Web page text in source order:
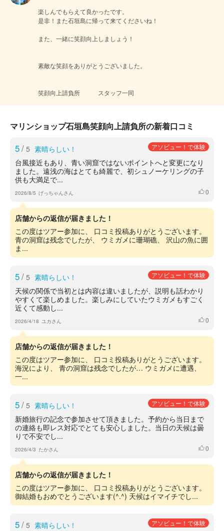
楽しんでもらえて良かったです。
是非！また石垣島に帰って来てくださいね！
また、一緒に笑顔向上しましょう！
素敵な笑顔をありがとうございました。
笑顔向上請負所　　　スタッフ一同
マリンショップ石垣島笑顔向上請負所の新着口コミ
5/ 5 素晴らしい！ アソビュー！で体験
台風接近もあり、青い洞窟ではないポイントへと変更になり
ました。遠浅の海はとても綺麗で、初シュノーケリングの子
供も大満足で...
2026/8/5 げっちゃんさん いいね
0
店舗からの返信が届きました！
この度はツアー参加に、 口コミ投稿ありがとうございます。
青の洞窟は残念でしたが、 ウミガメに珊瑚礁、 沢山の魚に囲
ま...
5/ 5 素晴らしい！ アソビュー！で体験
天候の関係で当初とは内容は違いましたが、説明も話わかり
やすくて楽しめました。楽しみにしていたウミガメもすごく
近くて感動し...
2026/4/18 ユカさん いいね
0
店舗からの返信が届きました！
この度はツアー参加に、 口コミ投稿ありがとうございます。
海況により、 青の洞窟は残念でしたが… ウミガメに遭遇、
一...
5/ 5 素晴らしい！ アソビュー！で体験
新婚旅行の記念で参加させて頂きました。予約から当日まで
の連絡も即レス対応でとても安心しました。当日の天候は曇
りで不安でし...
2026/4/3 たかさん いいね
0
店舗からの返信が届きました！
この度はツアー参加に、 口コミ投稿ありがとうございます。
御結婚もおめでとうございます(^.^) 天候はイマイチでし...
5/ 5 素晴らしい！ アソビュー！で体験